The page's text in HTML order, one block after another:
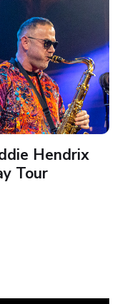
Hendrix
Tour